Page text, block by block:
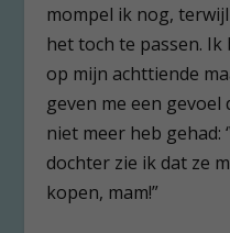
mompel ik nog,
het toch te passen.
op mijn achttiende
geven me een
niet meer heb gehad:
dochter zie ik dat ze
kopen, mam!”